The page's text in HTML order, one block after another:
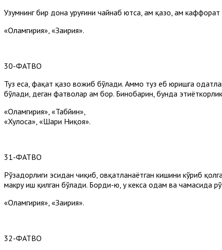
Узумнинг бир дона уруғини чайнаб ютса, ҳам қазо, ҳам
«Оламгирия», «Заҳирия».
30-ФАТВО
Туз еса, фақат қазо вожиб бўлади. Аммо туз еб юришга
бўлади, деган фатволар ҳам бор. Бинобарин, бунда
«Оламгирия», «Табйин»,
«Хулоса», «Шарҳи Ниқоя».
31-ФАТВО
Рўзадорлиги эсидан чиқиб, овқатланаётган кишини кўриб
макруҳ иш қилган бўлади. Борди-ю, у кекса одам ва чамасида
«Оламгирия», «Заҳирия».
32-ФАТВО